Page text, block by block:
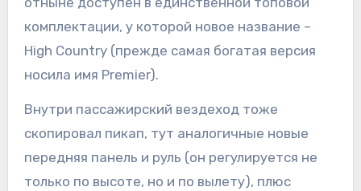
комплектации, у которой новое название –
High Country (прежде самая богатая версия
носила имя Premier).
Внутри пассажирский вездеход тоже
скопировал пикап, тут аналогичные новые
передняя панель и руль (он регулируется не
только по высоте, но и по вылету), плюс